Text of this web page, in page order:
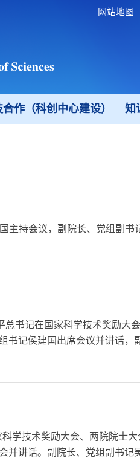
网站地图
作（科创中心建设） 知
持会议，副院长、党组副书
书记在国家科学技术奖励大
记侯建国出席会议并讲话，
学技术奖励大会、两院院士
讲话。副院长、党组副书记